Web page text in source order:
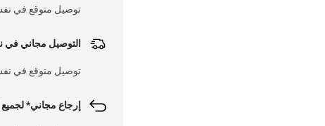
التوصيل مجاني في
توصيل متوقع في نفس
توصيل متوقع في نفس
إرجاع مجاني* لجميع